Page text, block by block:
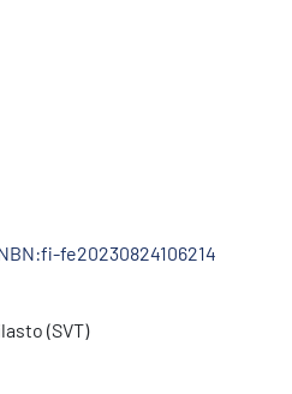
fe20230824106214
(SVT)